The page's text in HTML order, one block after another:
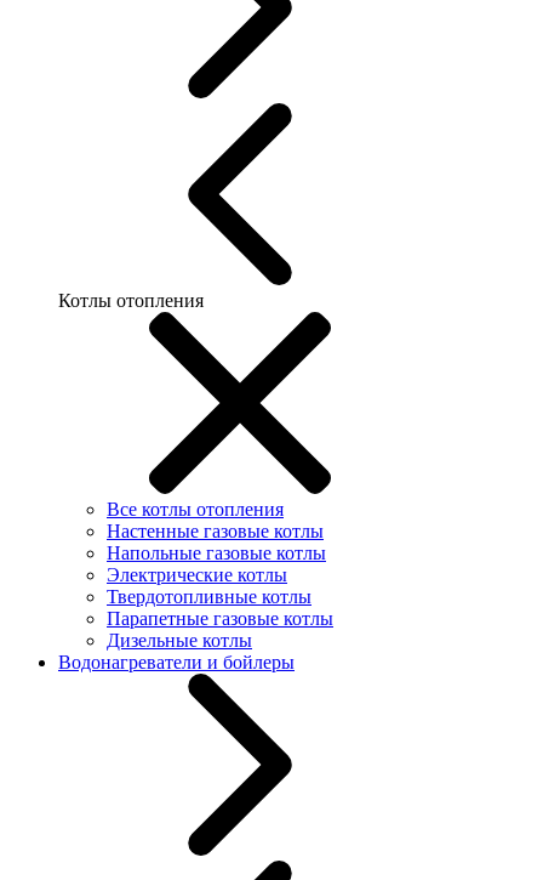
Котлы отопления
Все котлы отопления
Настенные газовые котлы
Напольные газовые котлы
Электрические котлы
Твердотопливные котлы
Парапетные газовые котлы
Дизельные котлы
Водонагреватели и бойлеры